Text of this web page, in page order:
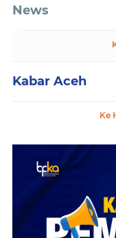
News
Kabar Aceh
Ke